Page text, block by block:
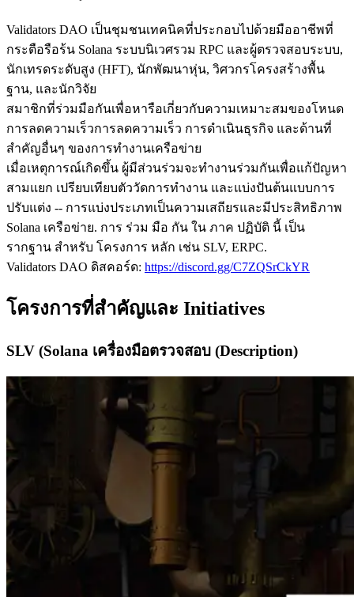
Validators DAO เป็นชุมชนเทคนิคที่ประกอบไปด้วยมืออาชีพที่
กระตือรือร้น Solana ระบบนิเวศรวม RPC และผู้ตรวจสอบระบบ,
นักเทรดระดับสูง (HFT), นักพัฒนาหุ่น, วิศวกรโครงสร้างพื้น
ฐาน, และนักวิจัย
สมาชิกที่ร่วมมือกันเพื่อหารือเกี่ยวกับความเหมาะสมของโหนด
การลดความเร็วการลดความเร็ว การดําเนินธุรกิจ และด้านที่
สําคัญอื่นๆ ของการทํางานเครือข่าย
เมื่อเหตุการณ์เกิดขึ้น ผู้มีส่วนร่วมจะทํางานร่วมกันเพื่อแก้ปัญหา
สามแยก เปรียบเทียบตัววัดการทํางาน และแบ่งปันต้นแบบการ
ปรับแต่ง -- การแบ่งประเภทเป็นความเสถียรและมีประสิทธิภาพ
Solana เครือข่าย. การ ร่วม มือ กัน ใน ภาค ปฏิบัติ นี้ เป็น
รากฐาน สําหรับ โครงการ หลัก เช่น SLV, ERPC.
Validators DAO ดิสคอร์ด: https://discord.gg/C7ZQSrCkYR
โครงการที่สําคัญและ Initiatives
SLV (Solana เครื่องมือตรวจสอบ (Description)